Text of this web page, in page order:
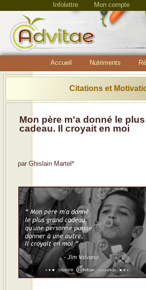
Infolettre Mon compte
Accueil Nutriments
Citations et
Mon père m'a donné le plus
cadeau. Il croyait en moi
par Ghislain Martel *